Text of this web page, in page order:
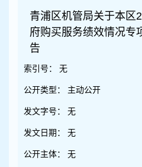
青浦区机管局关于本区
府购买服务绩效情况专
告
索引号： 无
公开类型： 主动公开
发文字号： 无
发文日期： 无
公开主体： 无